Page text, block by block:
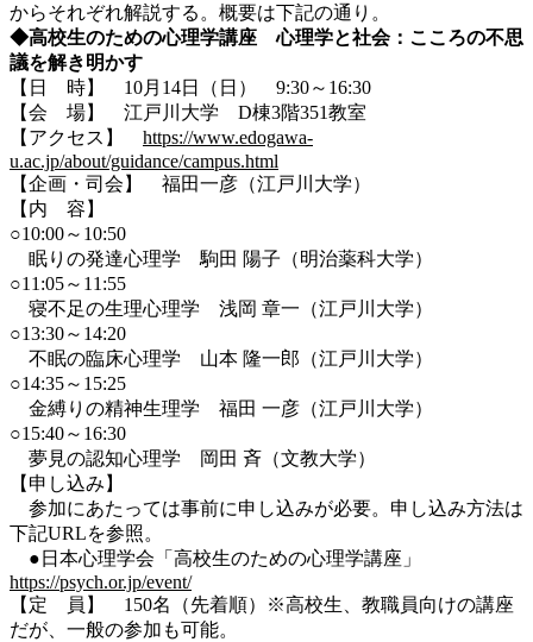
からそれぞれ解説する。概要は下記の通り。
◆高校生のための心理学講座 心理学と社会：こころの不思
議を解き明かす
【日 時】 10月14日（日） 9:30～16:30
【会 場】 江戸川大学 D棟3階351教室
【アクセス】 https://www.edogawa-
u.ac.jp/about/guidance/campus.html
【企画・司会】 福田一彦（江戸川大学）
【内 容】
○10:00～10:50
眠りの発達心理学 駒田 陽子（明治薬科大学）
○11:05～11:55
寝不足の生理心理学 浅岡 章一（江戸川大学）
○13:30～14:20
不眠の臨床心理学 山本 隆一郎（江戸川大学）
○14:35～15:25
金縛りの精神生理学 福田 一彦（江戸川大学）
○15:40～16:30
夢見の認知心理学 岡田 斉（文教大学）
【申し込み】
参加にあたっては事前に申し込みが必要。申し込み方法は
下記URLを参照。
●日本心理学会「高校生のための心理学講座」
https://psych.or.jp/event/
【定 員】 150名（先着順）※高校生、教職員向けの講座
だが、一般の参加も可能。